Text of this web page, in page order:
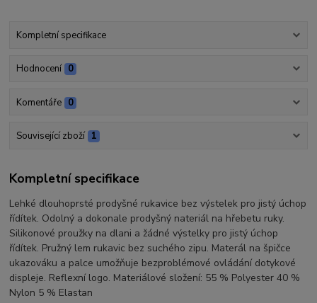
Kompletní specifikace
Hodnocení 0
Komentáře 0
Související zboží 1
Kompletní specifikace
Lehké dlouhoprsté prodyšné rukavice bez výstelek pro jistý úchop
řídítek. Odolný a dokonale prodyšný nateriál na hřebetu ruky.
Silikonové proužky na dlani a žádné výstelky pro jistý úchop
řídítek. Pružný lem rukavic bez suchého zipu. Materál na špičce
ukazováku a palce umožňuje bezproblémové ovládání dotykové
displeje. Reflexní logo. Materiálové složení: 55 % Polyester 40 %
Nylon 5 % Elastan